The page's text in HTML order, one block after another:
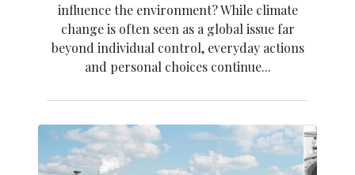
influence the environment? While climate
change is often seen as a global issue far
beyond individual control, everyday actions
and personal choices continue...